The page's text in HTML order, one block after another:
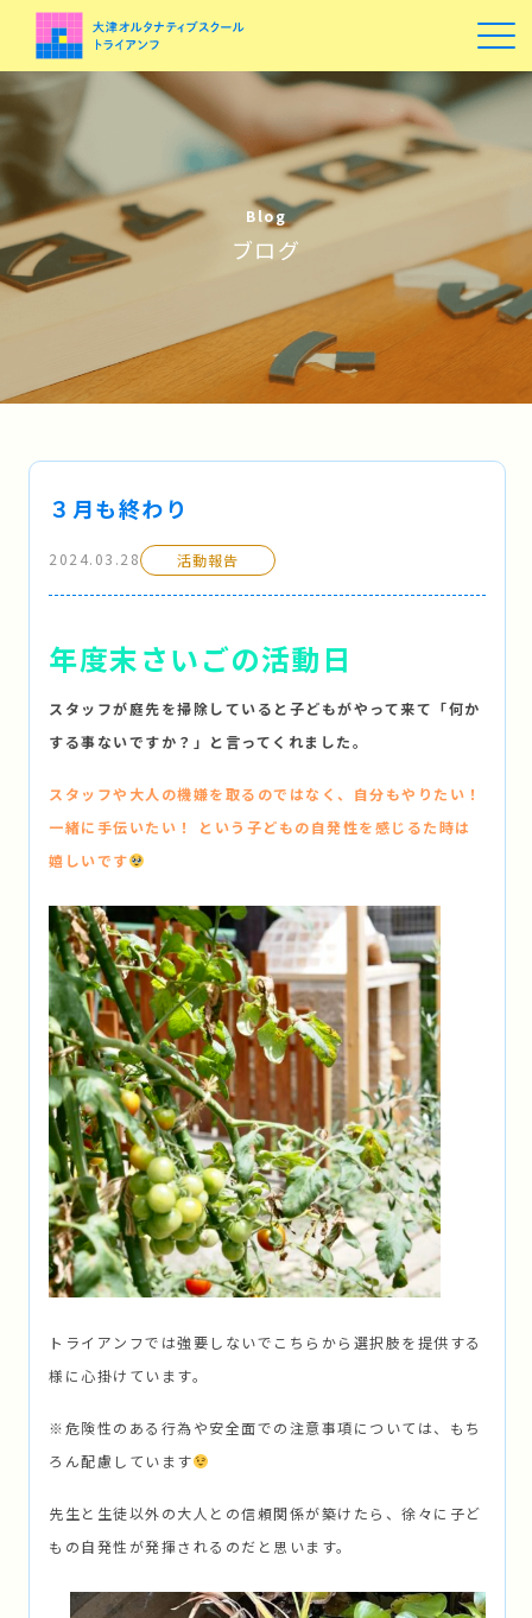
Blog
ブログ
３月も終わり
2024.03.28 活動報告
年度末さいごの活動日
スタッフが庭先を掃除していると子どもがやって来て「何か
する事ないですか？」と言ってくれました。
スタッフや大人の機嫌を取るのではなく、自分もやりたい！
一緒に手伝いたい！ という子どもの自発性を感じるた時は
嬉しいです
トライアンフでは強要しないでこちらから選択肢を提供する
様に心掛けています。
※危険性のある行為や安全面での注意事項については、もち
ろん配慮しています
先生と生徒以外の大人との信頼関係が築けたら、徐々に子ど
もの自発性が発揮されるのだと思います。